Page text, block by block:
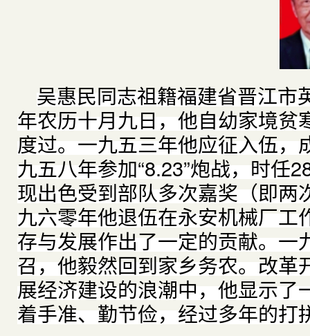
吴惠民同志祖籍福建省晋江市
年农历十月九日，他自幼家境
度过。一九五三年他应征入伍
九五八年参加“8.23”炮战，时任
现出色受到部队多次嘉奖（即
九六零年他退伍在永安机械厂
存与发展作出了一定的贡献。
召，他毅然回到家乡务农。改
展经济建设的浪潮中，他显示
着手准、勤节俭，经过多年的打